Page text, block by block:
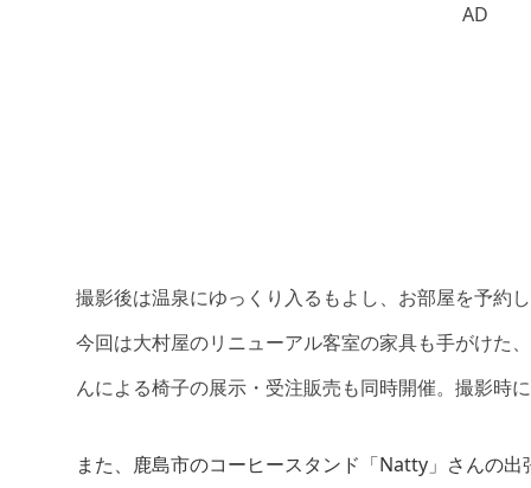
AD
撮影後は温泉にゆっくり入るもよし、お部屋を予約
今回は大村屋のリニューアル客室の家具も手がけた
んによる椅子の展示・受注販売も同時開催。撮影
また、鹿島市のコーヒースタンド「Natty」さんの